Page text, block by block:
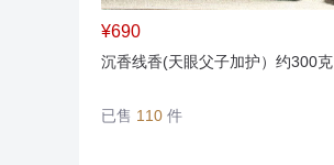
¥690
沉香线香(天眼父子加护）约300克
已售 110 件